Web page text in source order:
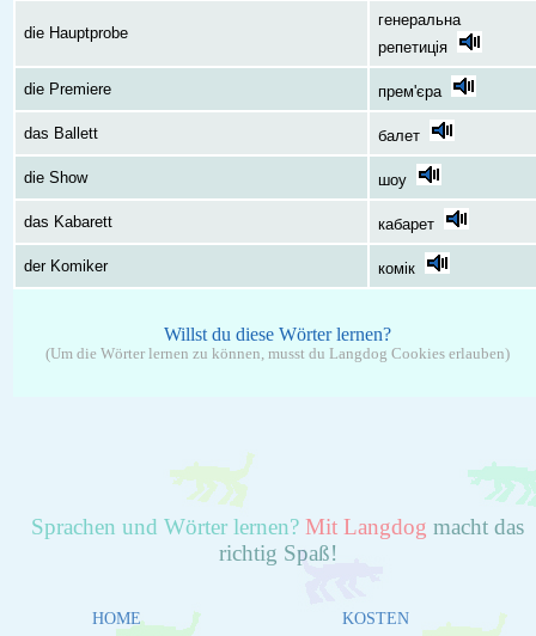
die Hauptprobe
генеральна
репетиція
die Premiere прем'єра
das Ballett балет
die Show шоу
das Kabarett кабарет
der Komiker комік
Willst du diese Wörter lernen?
(Um die Wörter lernen zu können, musst du Langdog Cookies erlauben)
Sprachen und Wörter lernen? Mit Langdog macht das
richtig Spaß!
HOME KOSTEN